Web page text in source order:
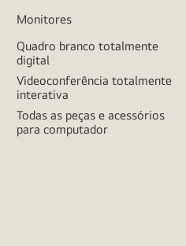
Monitores
Quadro branco totalmente
digital
Videoconferência totalmente
interativa
Todas as peças e acessórios
para computador